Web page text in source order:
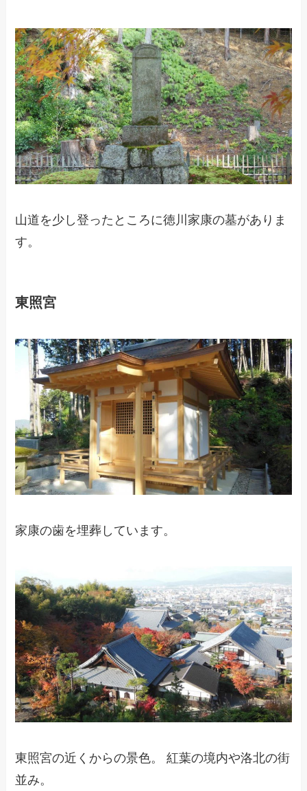
山道を少し登ったところに徳川家康の墓がありま
す。
東照宮
家康の歯を埋葬しています。
東照宮の近くからの景色。 紅葉の境内や洛北の街
並み。